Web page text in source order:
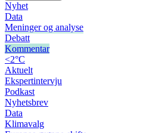
Nyhet
Data
Meninger og analyse
Debatt
Kommentar
<2°C
Aktuelt
Ekspertintervju
Podkast
Nyhetsbrev
Data
Klimavalg